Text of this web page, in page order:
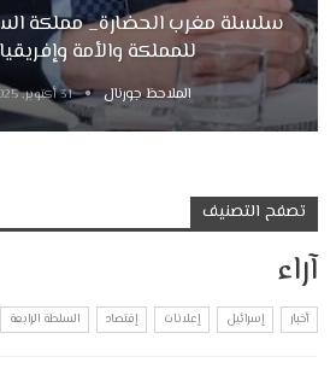
سلسلة مغرب الحضارة_ مملكة
للمملكة والأمة
الملاحظ جورنال 31 أكتوبر, 2025
تصفح التصنيف
آراء
أخبار إسرائيل إعلانات إقتصاد السلطة الرابعة